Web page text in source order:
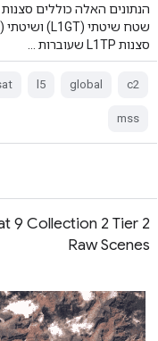
הנתונים האלה כוללים
סצנות L1TP שעוברות …
c2
global
l5
mss
9 Collection 2 Tier 2
Raw Scenes